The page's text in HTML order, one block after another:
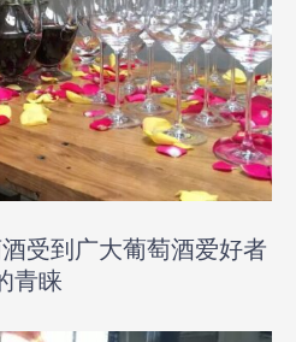
受到广大葡萄酒爱好者
青睐